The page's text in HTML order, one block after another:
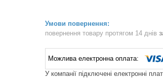
повернення товару протягом 14 днів
У компанії підключені електронні